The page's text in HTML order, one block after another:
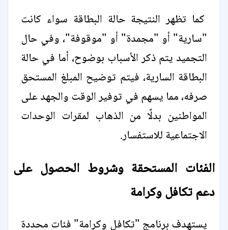
كما تظهر النتيجة حالة البطاقة سواء كانت
"سارية" أو "مجمدة" أو "موقوفة"، وفي حال
التجميد يتم ذكر الأسباب بوضوح، أما في حالة
البطاقة السارية، فيتم توضيح المبلغ المستحق
صرفه، مما يسهم في توفير الوقت والجهد على
المواطنين بدلًا من الذهاب لمقرات الوحدات
الاجتماعية للاستفسار.
الفئات المستحقة وشروط الحصول على
دعم تكافل وكرامة
يستهدف برنامج "تكافل وكرامة" فئات محددة